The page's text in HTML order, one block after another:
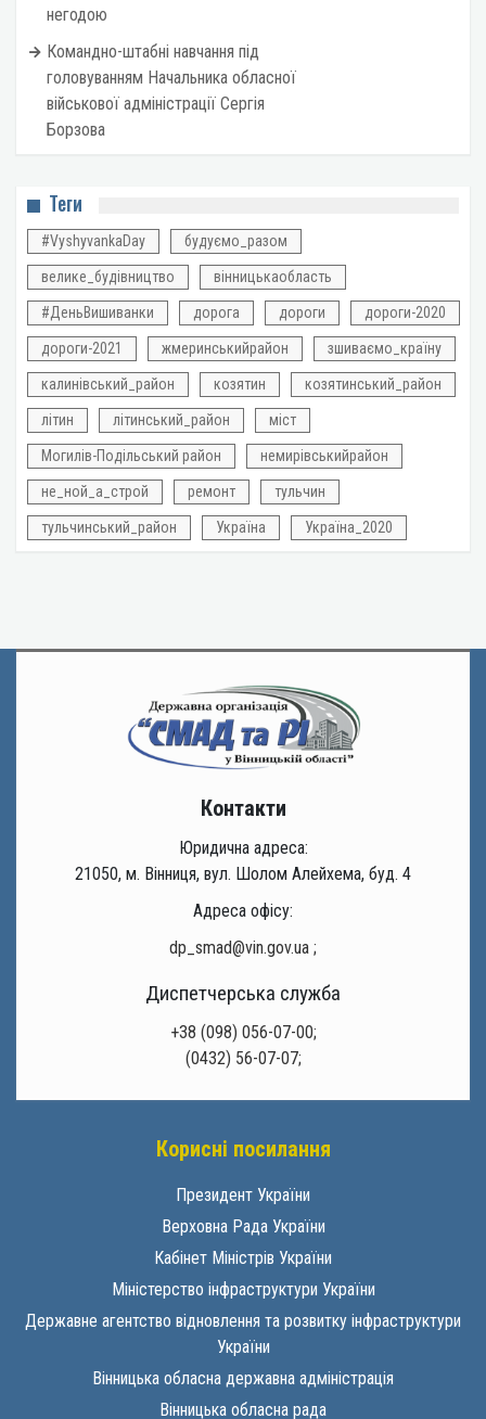
негодою
Командно-штабні навчання під
головуванням Начальника обласної
військової адміністрації Сергія
Борзова
Теги
#VyshyvankaDay будуємо_разом
велике_будівництво вінницькаобласть
#ДеньВишиванки дорога дороги дороги-2020
дороги-2021 жмеринськийрайон зшиваємо_країну
калинівський_район козятин козятинський_район
літин літинський_район міст
Могилів-Подільський район немирівськийрайон
не_ной_а_строй ремонт тульчин
тульчинський_район Україна Україна_2020
Контакти
Юридична адреса:
21050, м. Вінниця, вул. Шолом Алейхема, буд. 4
Адреса офісу:
dp_smad@vin.gov.ua ;
Диспетчерська служба
+38 (098) 056-07-00;
(0432) 56-07-07;
Корисні посилання
Президент України
Верховна Рада України
Кабінет Міністрів України
Міністерство інфраструктури України
Державне агентство відновлення та розвитку інфраструктури
України
Вінницька обласна державна адміністрація
Вінницька обласна рада